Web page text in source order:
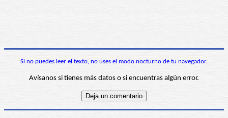
Si no puedes leer el texto, no uses el modo nocturno de tu navegador.
Avísanos si tienes más datos o si encuentras algún error.